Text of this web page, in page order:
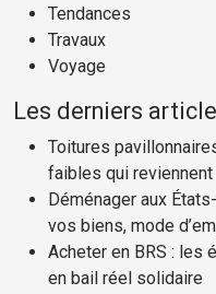
Tendances
Travaux
Voyage
Les derniers
Toitures
faibles qui
Déménager aux
vos biens, mode
Acheter en BRS : les
en bail réel solidaire